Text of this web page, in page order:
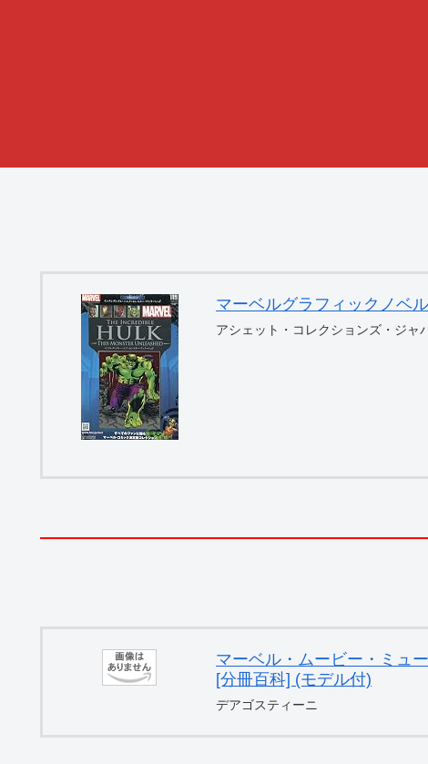
マーベルグラフィックノベ
アシェット・コレクションズ・ジャ
マーベル・ムービー・ミュ
[分冊百科] (モデル付)
デアゴスティーニ